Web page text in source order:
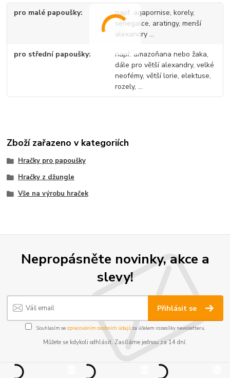
pro malé papoušky
např. agapornise, korely,
senegalce, aratingy, menší
alexandry ...
pro střední papoušky
např. amazoňana nebo žaka,
dále pro větší alexandry, velké
neofémy, větší lorie, elektuse,
rozely, ...
Zboží zařazeno v kategoriích
Hračky pro papoušky
Hračky z džungle
Vše na výrobu hraček
Nepropásněte novinky, akce a
slevy!
Přihlásit se
Souhlasím se zpracováním osobních údajůza účelem rozesílky newsletteru.
Můžete se kdykoli odhlásit. Zasíláme jednou za 14 dní.